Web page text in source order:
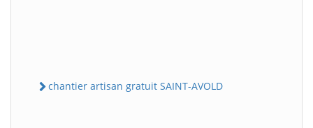
chantier artisan gratuit SAINT-AVOLD